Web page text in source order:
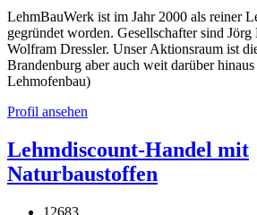
LehmBauWerk ist im Jahr 2000 als reiner
gegründet worden. Gesellschafter sind
Wolfram Dressler. Unser Aktionsraum ist
Brandenburg aber auch weit darüber
Lehmofenbau)
Profil ansehen
Lehmdiscount-Handel mit
Naturbaustoffen
12683